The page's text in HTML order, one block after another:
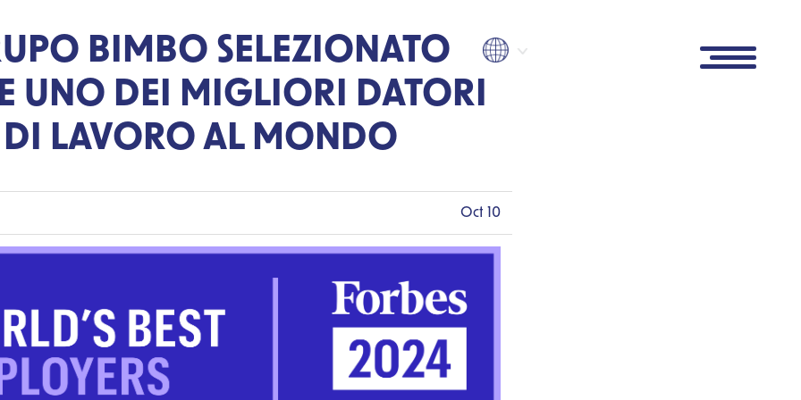
BIMBO SELEZIONATO
UNO DEI MIGLIORI DATORI
DI LAVORO AL MONDO
Oct 10